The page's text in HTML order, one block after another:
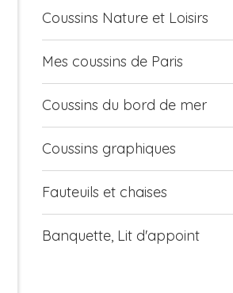
Coussins Nature et Loisirs
Mes coussins de Paris
Coussins du bord de mer
Coussins graphiques
Fauteuils et chaises
Banquette, Lit d'appoint